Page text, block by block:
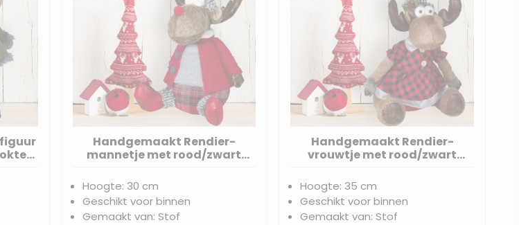
Handgemaakt Rendier-
mannetje met rood/zwart
30(38)cm
Hoogte: 30 cm
Geschikt voor binnen
Gemaakt van: Stof
Handgemaakt Rendier-
vrouwtje met rood/zwart
Hoogte: 35 cm
Geschikt voor binnen
Gemaakt van: Stof